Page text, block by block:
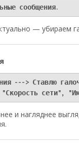
сообщения.
— убираем
---> Ставлю
сети",
и нагляднее